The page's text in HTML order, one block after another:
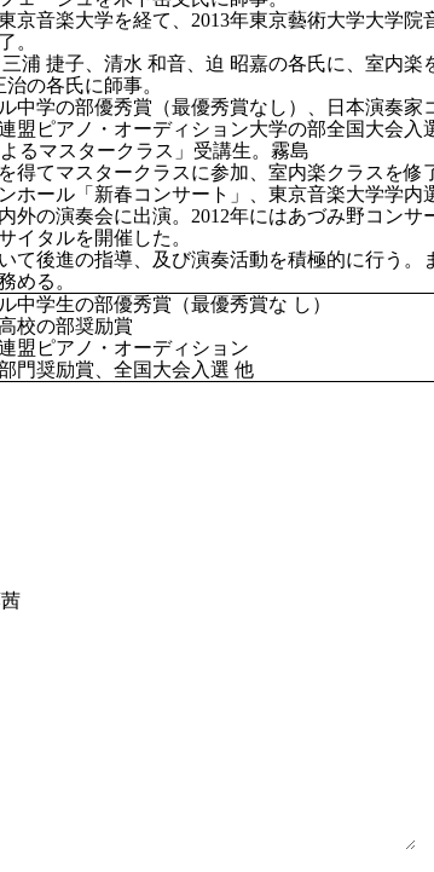
京音楽大学を経て、2013年東京藝術大学大学院
。
浦 捷子、清水 和音、迫 昭嘉の各氏に、室内楽
の各氏に師事。
中学の部優秀賞（最優秀賞なし）、日本演奏家
盟ピアノ・オーディション大学の部全国大会
るマスタークラス」受講生。霧島
得てマスタークラスに参加、室内楽クラスを修
ホール「新春コンサート」、東京音楽大学学内
外の演奏会に出演。2012年にはあづみ野コン
イタルを開催した。
て後進の指導、及び演奏活動を積極的に行う。
める。
中学生の部優秀賞（最優秀賞な し）
校の部奨励賞
盟ピアノ・オーディション
門奨励賞、全国大会入選 他